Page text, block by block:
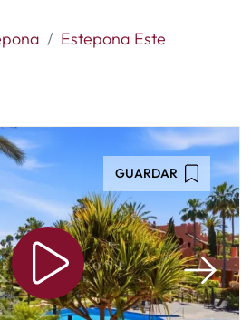
Estepona Este
GUARDAR